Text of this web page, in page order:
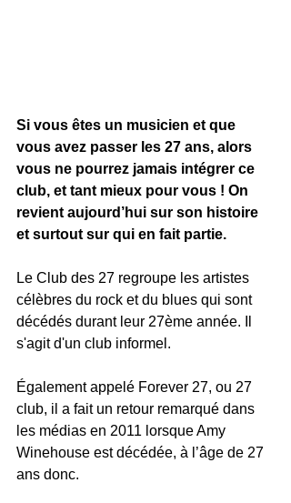
Si vous êtes un musicien et que
vous avez passer les 27 ans, alors
vous ne pourrez jamais intégrer ce
club, et tant mieux pour vous ! On
revient aujourd’hui sur son histoire
et surtout sur qui en fait partie.
Le Club des 27 regroupe les artistes
célèbres du rock et du blues qui sont
décédés durant leur 27ème année. Il
s'agit d'un club informel.
Également appelé Forever 27, ou 27
club, il a fait un retour remarqué dans
les médias en 2011 lorsque Amy
Winehouse est décédée, à l’âge de 27
ans donc.